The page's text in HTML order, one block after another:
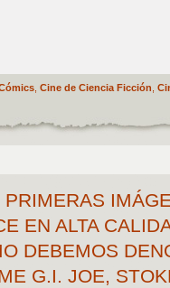
, Cine de Ciencia Ficción
PRIMERAS
EN ALTA
DEBEMOS
G.I. JOE,